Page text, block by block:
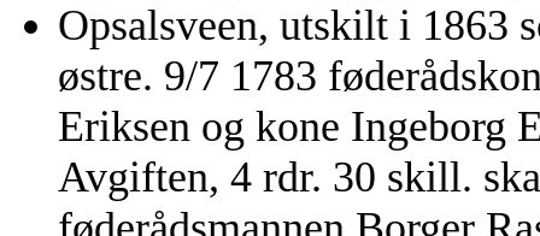
Opsalsveen, utskilt i 1863
østre. 9/7 1783
Eriksen og kone Ingeborg
Avgiften, 4 rdr. 30 skill.